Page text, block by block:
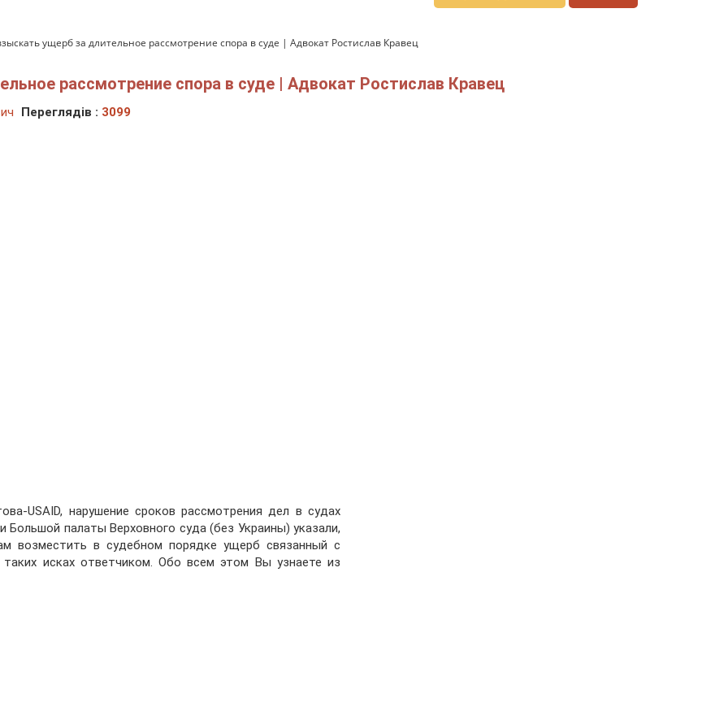
ущерб за длительное рассмотрение спора в суде | Адвокат Ростислав Кравец
рассмотрение спора в суде | Адвокат Ростислав Кравец
Переглядів : 3099
USAID, нарушение сроков рассмотрения дел в судах
палаты Верховного суда (без Украины) указали,
возместить в судебном порядке ущерб связанный с
исках ответчиком. Обо всем этом Вы узнаете из